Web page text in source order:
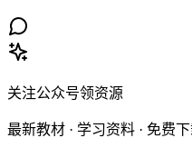
关注公众号领资源
最新教材 · 学习资料 · 免费